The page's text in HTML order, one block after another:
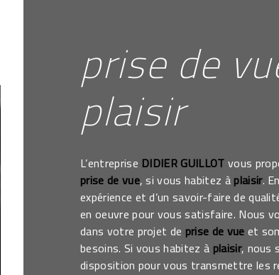
prise de
plaisir
L’entreprise DIDIER GUILLOTvous
prise de vue, si vous habitez àplaisir.
expérience et d’un savoir-faire de
en oeuvre pour vous satisfaire. Nous
dans votre projet de prise de vueet
besoins. Si vous habitez à plaisir, nous
disposition pour vous transmettre les